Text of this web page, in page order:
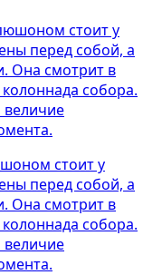
стоит у
перед собой, а
Она смотрит в
собора.